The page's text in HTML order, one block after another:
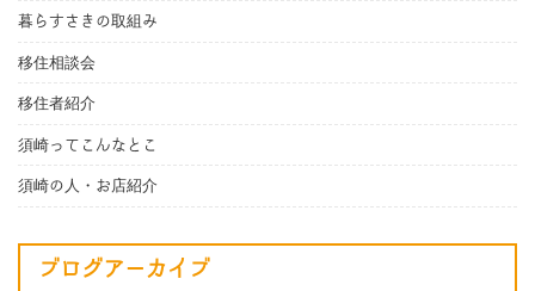
暮らすさきの取組み
移住相談会
移住者紹介
須崎ってこんなとこ
須崎の人・お店紹介
ブログアーカイブ